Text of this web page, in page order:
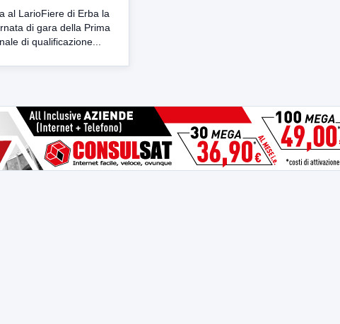
al LarioFiere di Erba la
di gara della Prima
di qualificazione...